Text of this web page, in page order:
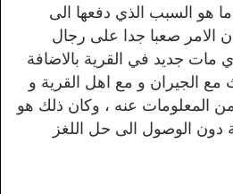
هو السبب الذي دفعها الى
الامر صعبا جدا على رجال
مات جديد في القرية بالاضافة
مع الجيران و مع اهل القرية و
من المعلومات عنه ، وكان ذلك هو
دون الوصول الى حل اللغز